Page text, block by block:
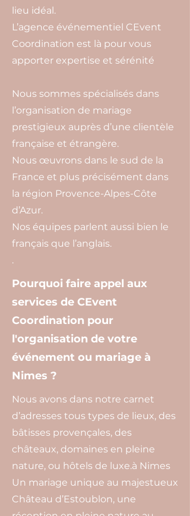
lieu idéal.
L’agence événementiel CEvent
Coordination est là pour vous
apporter expertise et sérénité
Nous sommes spécialisés dans
l’organisation de mariage
prestigieux auprès d’une clientèle
française et étrangère.
Nous œuvrons dans le sud de la
France et plus précisément dans
la région Provence-Alpes-Côte
d’Azur.
Nos équipes parlent aussi bien le
français que l’anglais.
.
Pourquoi faire appel aux
services de CEvent
Coordination pour
l'organisation de votre
événement ou mariage à
Nimes ?
Nous avons dans notre carnet
d’adresses tous types de lieux, des
bâtisses provençales, des
châteaux, domaines en pleine
nature, ou hôtels de luxe.à Nimes
Un mariage unique au majestueux
Château d’Estoublon, une